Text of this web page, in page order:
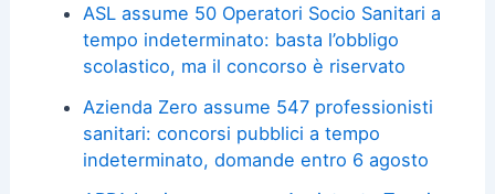
ASL assume 50 Operatori Socio Sanitari a
tempo indeterminato: basta l’obbligo
scolastico, ma il concorso è riservato
Azienda Zero assume 547 professionisti
sanitari: concorsi pubblici a tempo
indeterminato, domande entro 6 agosto